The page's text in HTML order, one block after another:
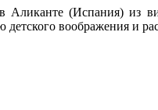
Аликанте (Испания) из
детского воображения и